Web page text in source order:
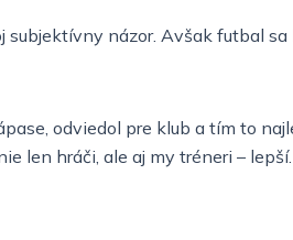
názor. Avšak futbal sa
odviedol pre klub a tím to
len hráči, ale aj my tréneri –